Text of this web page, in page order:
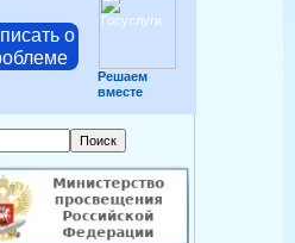
о
Решаем
вместе